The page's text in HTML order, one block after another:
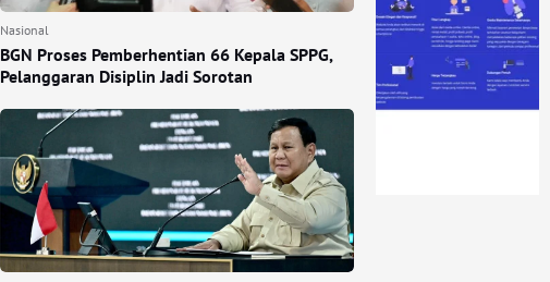
Nasional
BGN Proses Pemberhentian 66 Kepala SPPG,
Pelanggaran Disiplin Jadi Sorotan